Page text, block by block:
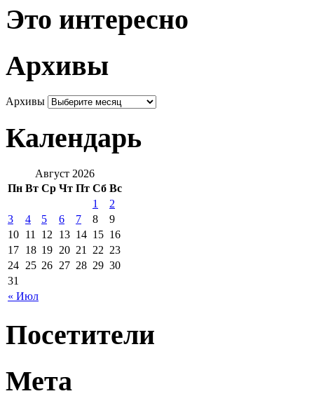
Это интересно
Архивы
Архивы
Календарь
Август 2026
Пн Вт Ср Чт Пт Сб Вс
« Июл
1
2
3
4 5 6 7 8
9
10 11 12 13 14 15 16
17 18 19 20 21 22 23
24 25 26 27 28 29 30
31
Посетители
Мета